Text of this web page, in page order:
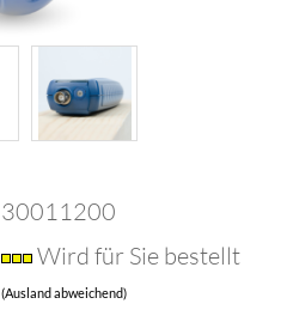
30011200
Wird für Sie bestellt
(Ausland abweichend)